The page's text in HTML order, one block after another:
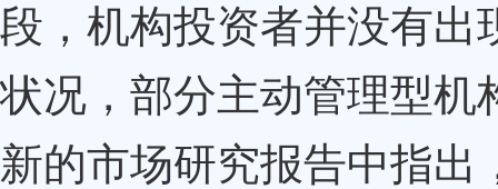
段，机构投资者并没有出
状况，部分主动管理型机
新的市场研究报告中指